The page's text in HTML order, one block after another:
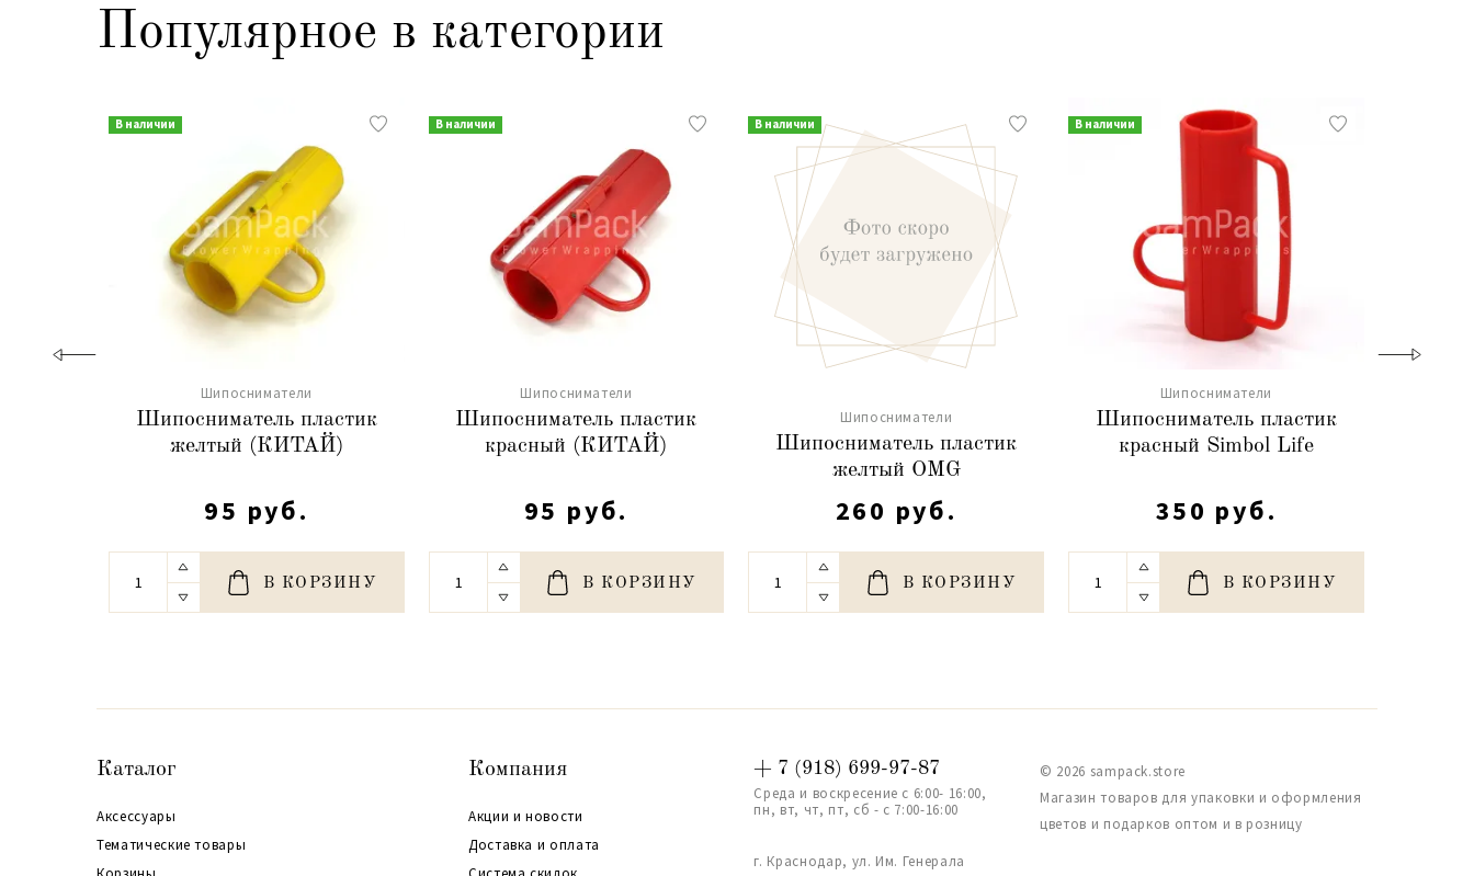
Популярное в категории
В наличии
Шипосниматели
Шипосниматель пластик
желтый (КИТАЙ)
95 руб.
В КОРЗИНУ
В наличии
Шипосниматели
Шипосниматель пластик
красный (КИТАЙ)
95 руб.
В КОРЗИНУ
В наличии
Шипосниматели
Шипосниматель пластик
желтый OMG
260 руб.
В КОРЗИНУ
В наличии
Шипосниматели
Шипосниматель пластик
красный Simbol Life
350 руб.
В КОРЗИНУ
Каталог
Аксессуары
Тематические товары
Компания
Акции и новости
Доставка и оплата
+ 7 (918) 699-97-87
Среда и воскресение с 6:00- 16:00,
пн, вт, чт, пт, сб - с 7:00-16:00
г. Краснодар, ул. Им. Генерала
© 2026 sampack.store
Магазин товаров для упаковки и оформления
цветов и подарков оптом и в розницу